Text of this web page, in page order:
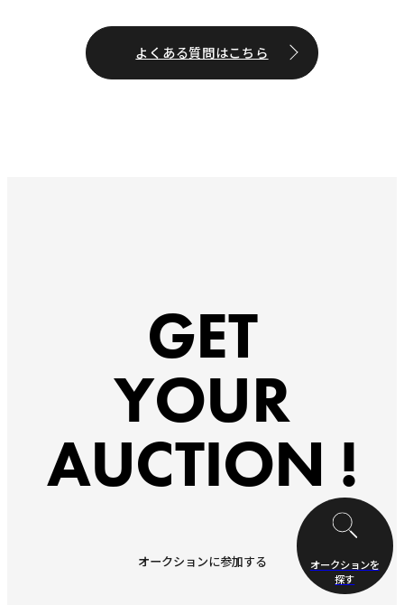
よくある質問はこちら
GET
YOUR
AUCTION !
オークションに参加する
オークションを
探す